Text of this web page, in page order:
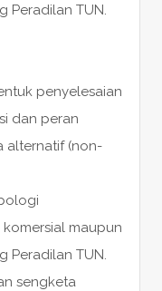
Peradilan TUN.
penyelesaian
dan peran
alternatif (non-
maupun
Peradilan TUN.
sengketa